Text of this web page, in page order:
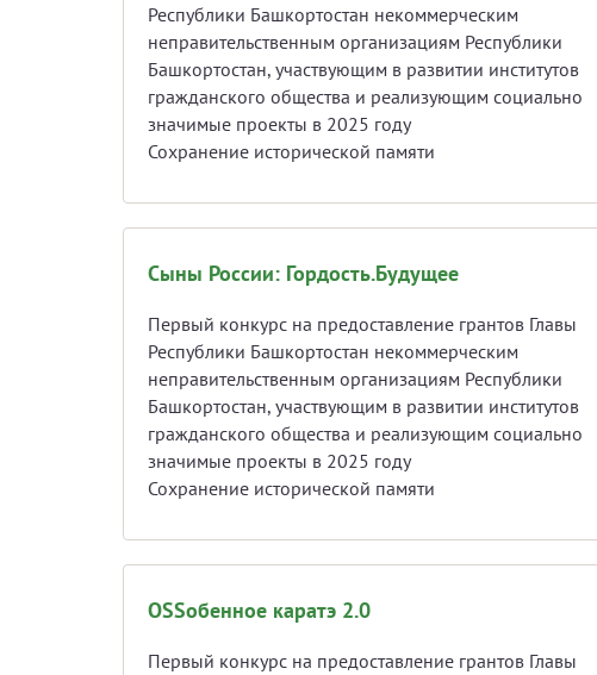
Республики Башкортостан некоммерческим
неправительственным организациям Республики
Башкортостан, участвующим в развитии институтов
гражданского общества и реализующим социально
значимые проекты в 2025 году
Сохранение исторической памяти
Сыны России: Гордость.Будущее
Первый конкурс на предоставление грантов Главы
Республики Башкортостан некоммерческим
неправительственным организациям Республики
Башкортостан, участвующим в развитии институтов
гражданского общества и реализующим социально
значимые проекты в 2025 году
Сохранение исторической памяти
OSSобенное каратэ 2.0
Первый конкурс на предоставление грантов Главы